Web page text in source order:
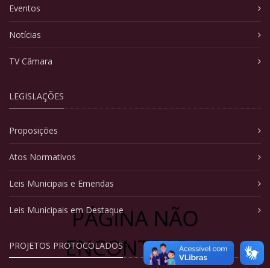
PÁGINA NÃO
ENCONTRADA
Eventos
Notícias
TV Câmara
LEGISLAÇÕES
Proposições
Atos Normativos
Leis Municipais e Emendas
Leis Municipais em Destaque
PROJETOS PROTOCOLADOS